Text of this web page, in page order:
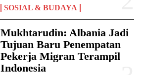
SOSIAL & BUDAYA
Mukhtarudin: Albania Jadi
Tujuan Baru Penempatan
Pekerja Migran Terampil
Indonesia